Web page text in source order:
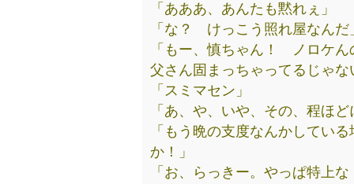
「あああ、あんたも黙れぇ」
「な？ けっこう照れ屋なんだ
「もー、慎ちゃん！ ノロケ
父さん固まっちゃってるじゃな
「スミマセン」
「あ、や、いや、その、程ほ
「もう晩の支度なんかしてい
か！」
「お、らっきー。やっぱ特